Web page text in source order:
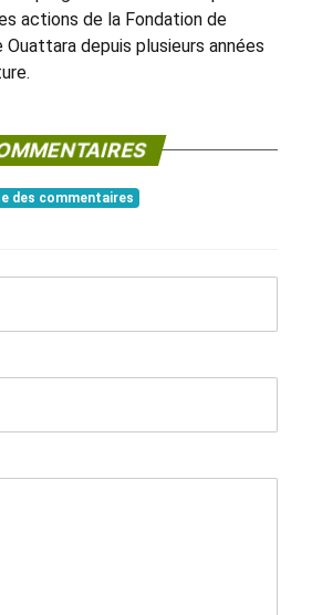
actions de la Fondation de
Ouattara depuis plusieurs années
des commentaires